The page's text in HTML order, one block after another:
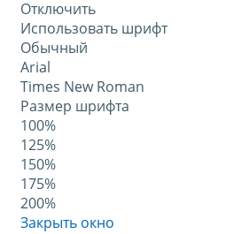
Отключить
Использовать шрифт
Обычный
Arial
Times New Roman
Размер шрифта
100%
125%
150%
175%
200%
Закрыть окно